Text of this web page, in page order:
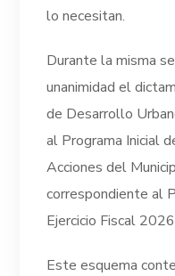
lo necesitan.
Durante la misma
unanimidad el
de Desarrollo
al Programa Inicial
Acciones del
correspondiente al
Ejercicio Fiscal
Este esquema